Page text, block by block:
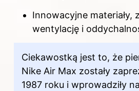
Innowacyjne materiały,
wentylację i
Ciekawostką jest to, że
Nike Air Max zostały
1987 roku i wprowadziły